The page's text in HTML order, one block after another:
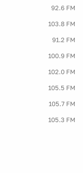
92.6 FM
103.8 FM
91.2 FM
100.9 FM
102.0 FM
105.5 FM
105.7 FM
105.3 FM